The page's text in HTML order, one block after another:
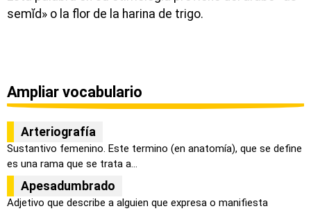
semĭd» o la flor de la harina de trigo.
Ampliar vocabulario
Arteriografía
Sustantivo femenino. Este termino (en anatomía), que se define
es una rama que se trata a...
Apesadumbrado
Adjetivo que describe a alguien que expresa o manifiesta